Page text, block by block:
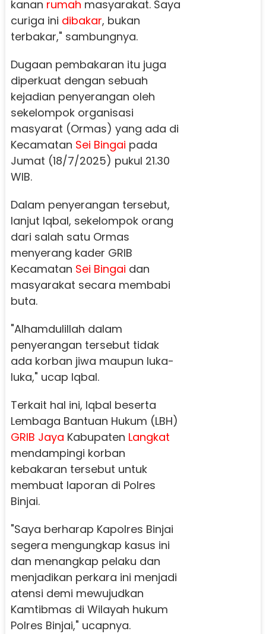
kanan rumah masyarakat. Saya
curiga ini dibakar, bukan
terbakar," sambungnya.
Dugaan pembakaran itu juga
diperkuat dengan sebuah
kejadian penyerangan oleh
sekelompok organisasi
masyarat (Ormas) yang ada di
Kecamatan Sei Bingai pada
Jumat (18/7/2025) pukul 21.30
WIB.
Dalam penyerangan tersebut,
lanjut Iqbal, sekelompok orang
dari salah satu Ormas
menyerang kader GRIB
Kecamatan Sei Bingai dan
masyarakat secara membabi
buta.
"Alhamdulillah dalam
penyerangan tersebut tidak
ada korban jiwa maupun luka-
luka," ucap Iqbal.
Terkait hal ini, Iqbal beserta
Lembaga Bantuan Hukum (LBH)
GRIB Jaya Kabupaten Langkat
mendampingi korban
kebakaran tersebut untuk
membuat laporan di Polres
Binjai.
"Saya berharap Kapolres Binjai
segera mengungkap kasus ini
dan menangkap pelaku dan
menjadikan perkara ini menjadi
atensi demi mewujudkan
Kamtibmas di Wilayah hukum
Polres Binjai," ucapnya.